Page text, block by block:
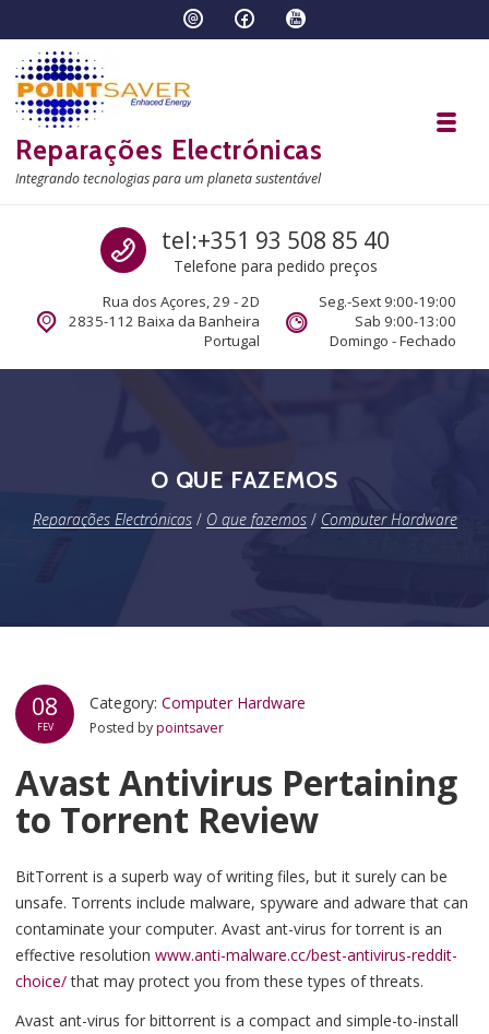
Reparações Electrónicas
Integrando tecnologias para um planeta sustentável
Call us
tel:+351 93 508 85 40
Telefone para pedido preços
Rua dos Açores, 29 - 2D
2835-112 Baixa da Banheira
Portugal
Seg.-Sext 9:00-19:00
Sab 9:00-13:00
Domingo - Fechado
O QUE FAZEMOS
Reparações Electrónicas/ O que fazemos/ Computer Hardware
08
FEV
Category:Computer Hardware
Posted bypointsaver
Avast Antivirus Pertaining
to Torrent Review
BitTorrent is a superb way of writing files, but it surely can be
unsafe. Torrents include malware, spyware and adware that can
contaminate your computer. Avast ant-virus for torrent is an
effective resolution www.anti-malware.cc/best-antivirus-reddit-
choice/that may protect you from these types of threats.
Avast ant-virus for bittorrent is a compact and simple-to-install